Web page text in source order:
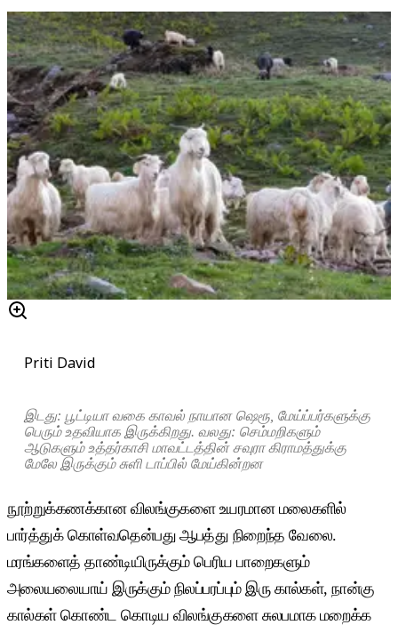
Priti David
இடது: பூட்டியா வகை காவல் நாயான ஷெரூ, மேய்ப்பர்களுக்கு
பெரும் உதவியாக இருக்கிறது. வலது: செம்மறிகளும்
ஆடுகளும் உத்தர்காசி மாவட்டத்தின் சவுரா கிராமத்துக்கு
மேலே இருக்கும் சுளி டாப்பில் மேய்கின்றன
நூற்றுக்கணக்கான விலங்குகளை உயரமான மலைகளில்
பார்த்துக் கொள்வதென்பது ஆபத்து நிறைந்த வேலை.
மரங்களைத் தாண்டியிருக்கும் பெரிய பாறைகளும்
அலையலையாய் இருக்கும் நிலப்பரப்பும் இரு கால்கள், நான்கு
கால்கள் கொண்ட கொடிய விலங்குகளை சுலபமாக மறைக்க